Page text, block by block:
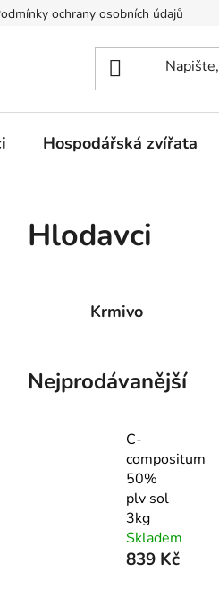
ochrany osobních údajů
Hospodářská zvířata
Hlodavci
Krmivo
Nejprodávanější
C-
compositum
50%
plv sol
3kg
Skladem
839 Kč